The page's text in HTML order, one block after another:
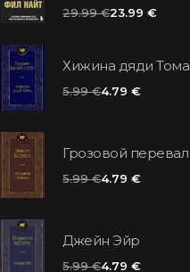
29.99 €23.99 €
Хижина дяди Тома
5.99 €4.79 €
Грозовой перевал
5.99 €4.79 €
Джейн Эйр
5.99 €4.79 €